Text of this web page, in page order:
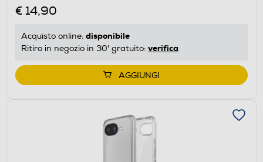
€ 14,90
Acquisto online: disponibile
Ritiro in negozio in 30' gratuito: verifica
AGGIUNGI